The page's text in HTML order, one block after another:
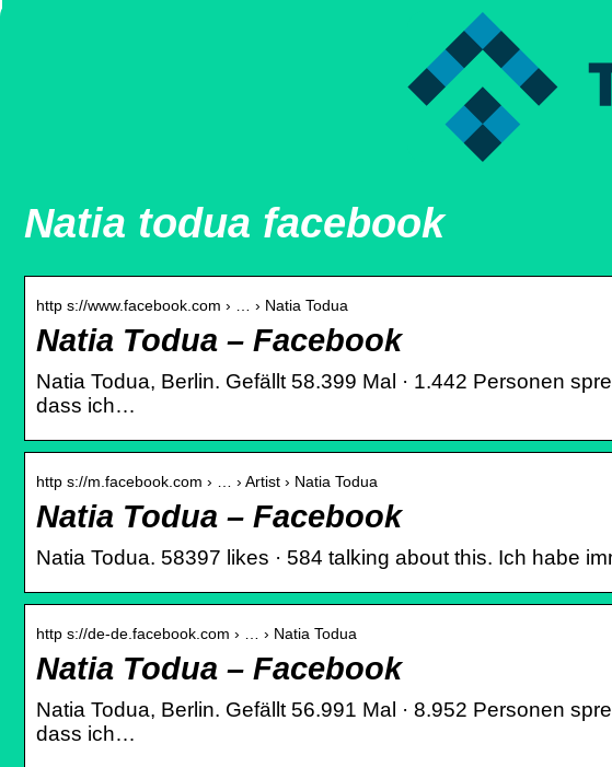
Natia todua facebook
http s://www.facebook.com › … › Natia Todua
Natia Todua – Facebook
Natia Todua, Berlin. Gefällt 58.399 Mal · 1.442 Personen
dass ich…
http s://m.facebook.com › … › Artist › Natia Todua
Natia Todua – Facebook
Natia Todua. 58397 likes · 584 talking about this. Ich habe
http s://de-de.facebook.com › … › Natia Todua
Natia Todua – Facebook
Natia Todua, Berlin. Gefällt 56.991 Mal · 8.952 Personen
dass ich…